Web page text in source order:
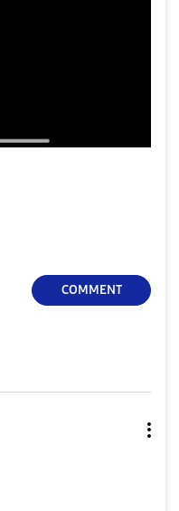
COMMENT